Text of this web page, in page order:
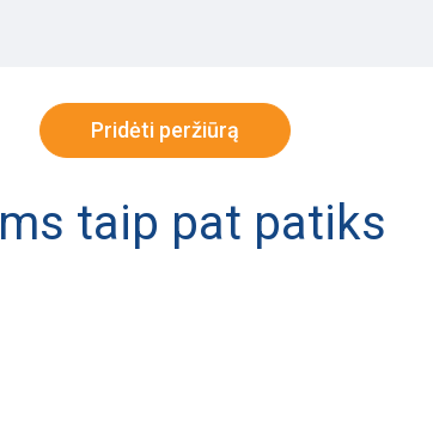
taip pat patiks